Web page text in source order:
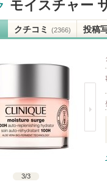
モイスチャー
クチコミ (2366) 投稿
3/3